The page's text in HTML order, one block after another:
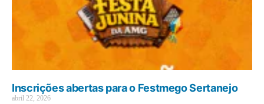
Inscrições abertas para o Festmego Sertanejo
abril 22, 2026